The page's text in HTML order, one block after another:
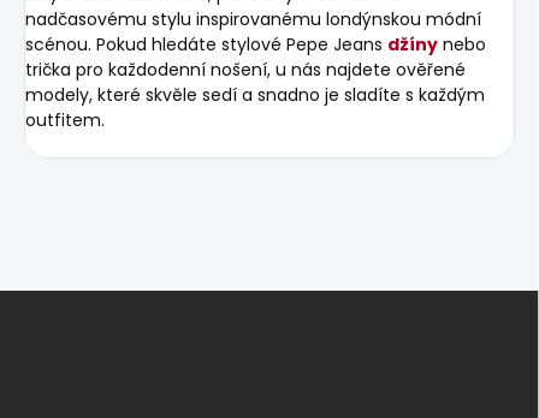
nadčasovému stylu inspirovanému londýnskou módní
scénou. Pokud hledáte stylové Pepe Jeans džíny nebo
trička pro každodenní nošení, u nás najdete ověřené
modely, které skvěle sedí a snadno je sladíte s každým
outfitem.
Z